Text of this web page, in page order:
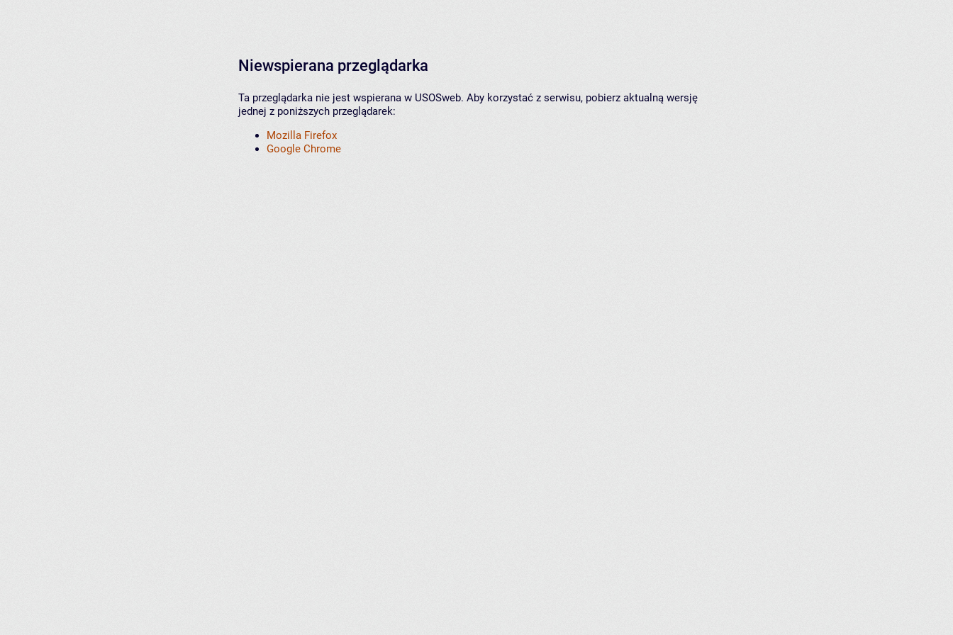
Niewspierana przeglądarka
Ta przeglądarka nie jest wspierana w USOSweb. Aby korzystać z serwisu, pobierz aktualną wersję
jednej z poniższych przeglądarek:
Mozilla Firefox
Google Chrome